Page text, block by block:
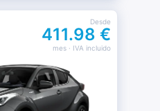
Desde
411.98 €
mes· IVA incluido